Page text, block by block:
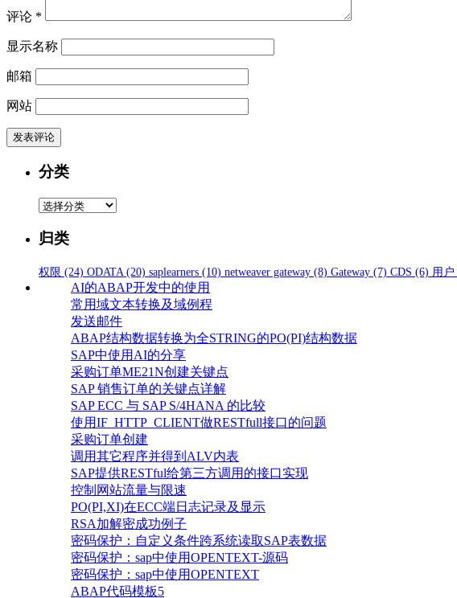
评论 *
显示名称
邮箱
网站
分类
分
归类
权限 (24) ODATA (20) saplearners (10) netweaver gateway (8) Gateway (7) CDS (6) 用户
AI的ABAP开发中的使用
常用域文本转换及域例程
发送邮件
ABAP结构数据转换为全STRING的PO(PI)结构数据
SAP中使用AI的分享
采购订单ME21N创建关键点
SAP 销售订单的关键点详解
SAP ECC 与 SAP S/4HANA 的比较
使用IF_HTTP_CLIENT做RESTfull接口的问题
采购订单创建
调用其它程序并得到ALV内表
SAP提供RESTful给第三方调用的接口实现
控制网站流量与限速
PO(PI,XI)在ECC端日志记录及显示
RSA加解密成功例子
密码保护：自定义条件跨系统读取SAP表数据
密码保护：sap中使用OPENTEXT-源码
密码保护：sap中使用OPENTEXT
ABAP代码模板5